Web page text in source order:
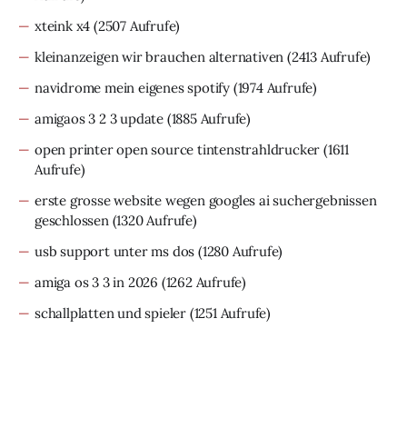
xteink x4 (2507 Aufrufe)
kleinanzeigen wir brauchen alternativen (2413 Aufrufe)
navidrome mein eigenes spotify (1974 Aufrufe)
amigaos 3 2 3 update (1885 Aufrufe)
open printer open source tintenstrahldrucker (1611
Aufrufe)
erste grosse website wegen googles ai suchergebnissen
geschlossen(1320 Aufrufe)
usb support unter ms dos (1280 Aufrufe)
amiga os 3 3 in 2026 (1262 Aufrufe)
schallplatten und spieler (1251 Aufrufe)